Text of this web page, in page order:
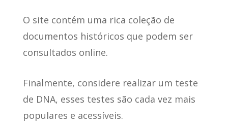
O site contém uma rica coleção de
documentos históricos que podem ser
consultados online.
Finalmente, considere realizar um teste
de DNA, esses testes são cada vez mais
populares e acessíveis.